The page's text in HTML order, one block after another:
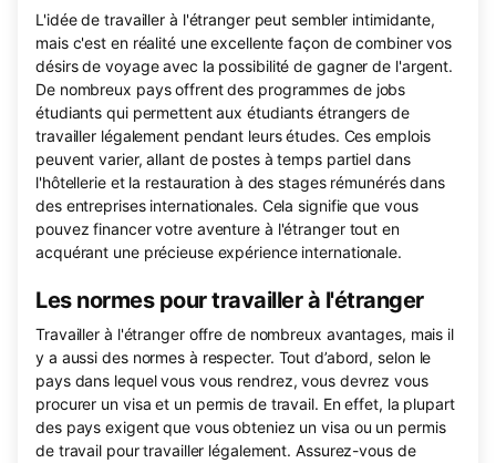
L'idée de travailler à l'étranger peut sembler intimidante,
mais c'est en réalité une excellente façon de combiner vos
désirs de voyage avec la possibilité de gagner de l'argent.
De nombreux pays offrent des programmes de jobs
étudiants qui permettent aux étudiants étrangers de
travailler légalement pendant leurs études. Ces emplois
peuvent varier, allant de postes à temps partiel dans
l'hôtellerie et la restauration à des stages rémunérés dans
des entreprises internationales. Cela signifie que vous
pouvez financer votre aventure à l'étranger tout en
acquérant une précieuse expérience internationale.
Les normes pour travailler à l'étranger
Travailler à l'étranger offre de nombreux avantages, mais il
y a aussi des normes à respecter. Tout d’abord, selon le
pays dans lequel vous vous rendrez, vous devrez vous
procurer un visa et un permis de travail. En effet, la plupart
des pays exigent que vous obteniez un visa ou un permis
de travail pour travailler légalement. Assurez-vous de